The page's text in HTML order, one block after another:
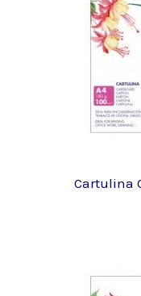
Cartulina